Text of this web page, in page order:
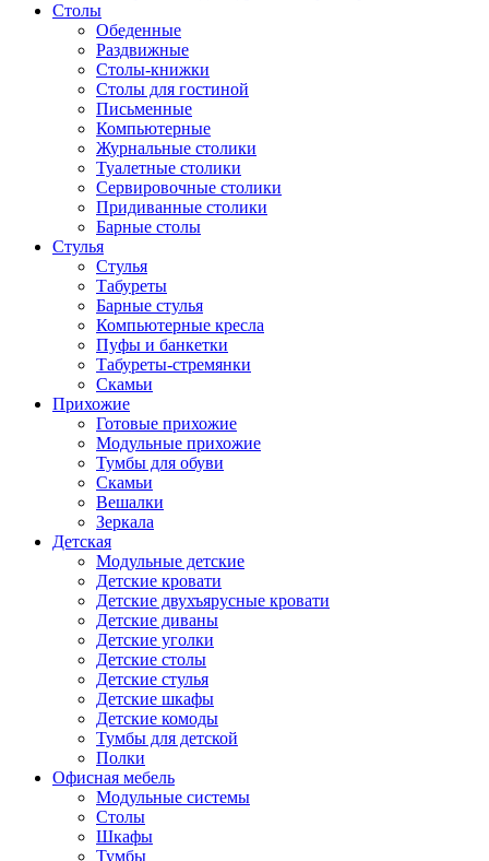
Столы
Обеденные
Раздвижные
Столы-книжки
Столы для гостиной
Письменные
Компьютерные
Журнальные столики
Туалетные столики
Сервировочные столики
Придиванные столики
Барные столы
Стулья
Стулья
Табуреты
Барные стулья
Компьютерные кресла
Пуфы и банкетки
Табуреты-стремянки
Скамьи
Прихожие
Готовые прихожие
Модульные прихожие
Тумбы для обуви
Скамьи
Вешалки
Зеркала
Детская
Модульные детские
Детские кровати
Детские двухъярусные кровати
Детские диваны
Детские уголки
Детские столы
Детские стулья
Детские шкафы
Детские комоды
Тумбы для детской
Полки
Офисная мебель
Модульные системы
Столы
Шкафы
Тумбы